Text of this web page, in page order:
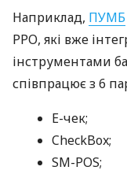
Наприклад, ПУМБ
РРО, які вже
інструментами
співпрацює з 6
E-чек;
CheckBox;
SM-POS;